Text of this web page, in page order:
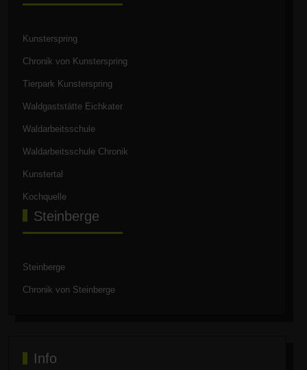
Kunsterspring
Chronik von Kunsterspring
Tierpark Kunsterspring
Waldgaststätte Eichkater
Waldarbeitsschule
Waldarbeitsschule Chronik
Kunstertal
Kochquelle
Steinberge
Steinberge
Chronik von Steinberge
Info